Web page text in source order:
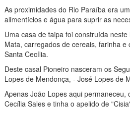
As proximidades do Rio Paraíba era
alimentícios e água para suprir as
Uma casa de taipa foi construída
Mata, carregados de cereais, farinha
Santa Cecília.
Deste casal Pioneiro nasceram os
Lopes de Mendonça, - José Lopes de
Apenas João Lopes aqui
Cecília Sales e tinha o apelido de